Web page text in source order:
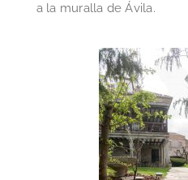
a la muralla de Ávila.